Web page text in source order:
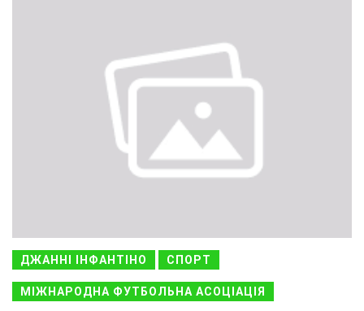
ДЖАННІ ІНФАНТІНО СПОРТ
МІЖНАРОДНА ФУТБОЛЬНА АСОЦІАЦІЯ